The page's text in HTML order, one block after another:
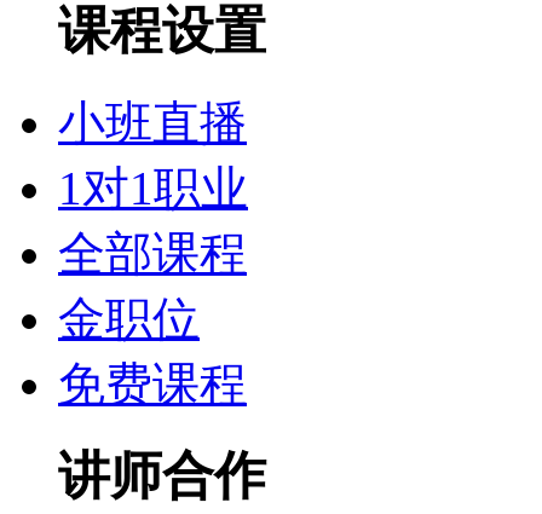
课程设置
小班直播
1对1职业
全部课程
金职位
免费课程
讲师合作